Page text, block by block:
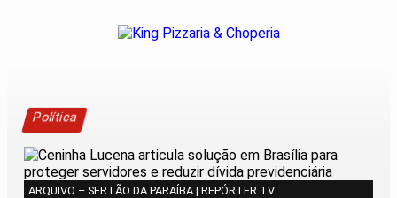
Política
ARQUIVO – SERTÃO DA PARAÍBA | REPÓRTER TV